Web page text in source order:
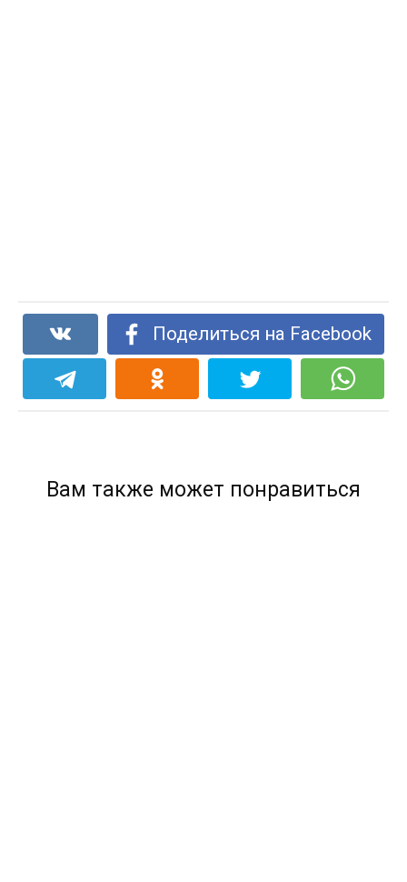
Поделиться на Facebook
Вам также может понравиться